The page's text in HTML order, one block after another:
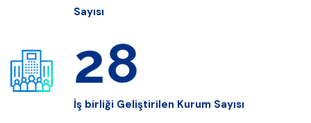
Sayısı
39
İş birliği Geliştirilen Kurum Sayısı